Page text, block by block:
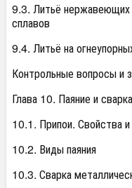
9.3. Литьё нержавеющих
сплавов
9.4. Литьё на
Контрольные вопросы и
Глава 10. Паяние и
10.1. Припои. Свойства
10.2. Виды паяния
10.3. Сварка